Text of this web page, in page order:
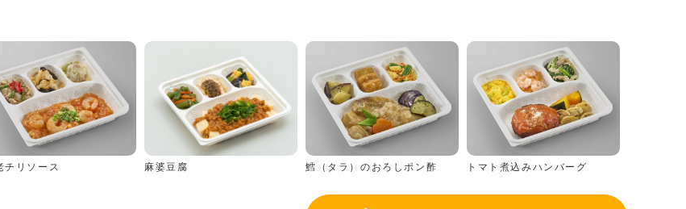
チリソース 麻婆豆腐 鱈（タラ）のおろしポン酢 トマト煮込みハンバーグ